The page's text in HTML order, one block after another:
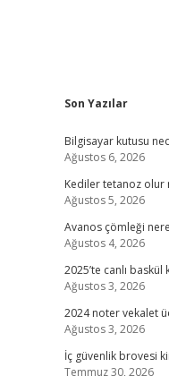
Sidebar
Son Yazılar
Bilgisayar kutusu
Ağustos 6, 2026
Kediler tetanoz olur
Ağustos 5, 2026
Avanos çömleği
Ağustos 4, 2026
2025’te canlı
Ağustos 3, 2026
2024 noter vekalet
Ağustos 3, 2026
İç güvenlik brovesi
Temmuz 30, 2026